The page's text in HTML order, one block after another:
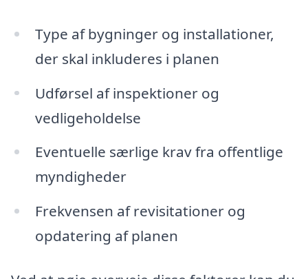
Type af bygninger og installationer,
der skal inkluderes i planen
Udførsel af inspektioner og
vedligeholdelse
Eventuelle særlige krav fra offentlige
myndigheder
Frekvensen af revisitationer og
opdatering af planen